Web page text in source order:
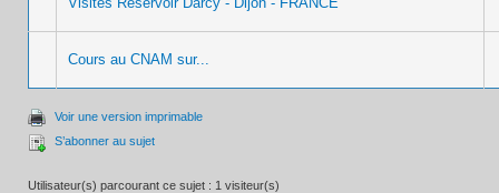
Cours au CNAM sur...
Voir une version imprimable
S’abonner au sujet
Utilisateur(s) parcourant ce sujet : 1 visiteur(s)